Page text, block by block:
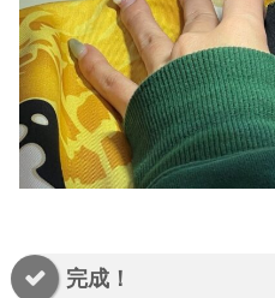
完成！